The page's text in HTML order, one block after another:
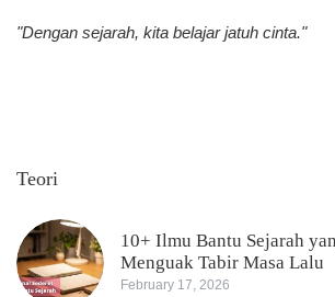
"Dengan sejarah, kita belajar jatuh cinta."
Teori
10+ Ilmu Bantu Sejarah
Menguak Tabir Masa Lalu
February 17, 2026